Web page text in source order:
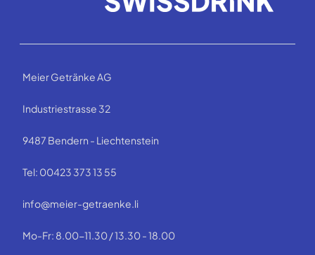
Meier Getränke AG
Industriestrasse 32
9487 Bendern - Liechtenstein
Tel: 00423 373 13 55
info@meier-getraenke.li
Mo-Fr: 8.00-11.30 / 13.30 - 18.00